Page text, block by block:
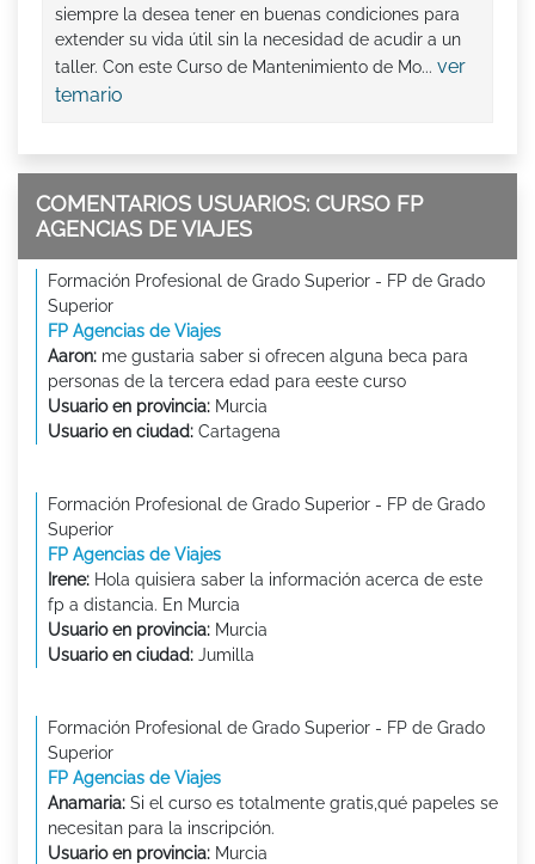
siempre la desea tener en buenas condiciones para
extender su vida útil sin la necesidad de acudir a un
taller. Con este Curso de Mantenimiento de Mo... ver
temario
COMENTARIOS USUARIOS: CURSO FP
AGENCIAS DE VIAJES
Formación Profesional de Grado Superior - FP de Grado
Superior
FP Agencias de Viajes
Aaron: me gustaria saber si ofrecen alguna beca para
personas de la tercera edad para eeste curso
Usuario en provincia: Murcia
Usuario en ciudad: Cartagena
Formación Profesional de Grado Superior - FP de Grado
Superior
FP Agencias de Viajes
Irene: Hola quisiera saber la información acerca de este
fp a distancia. En Murcia
Usuario en provincia: Murcia
Usuario en ciudad: Jumilla
Formación Profesional de Grado Superior - FP de Grado
Superior
FP Agencias de Viajes
Anamaria: Si el curso es totalmente gratis,qué papeles se
necesitan para la inscripción.
Usuario en provincia: Murcia